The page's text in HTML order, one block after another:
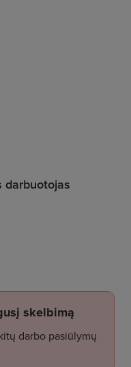
darbuotojas
skelbimą
darbo pasiūlymų